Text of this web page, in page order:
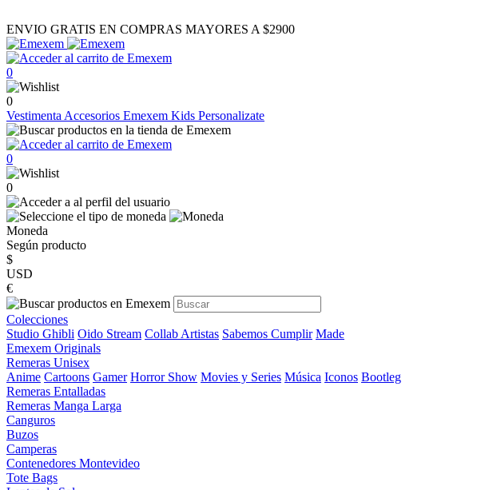
ENVIO GRATIS EN COMPRAS MAYORES A $2900
0
0
Vestimenta Accesorios Emexem Kids Personalizate
0
0
Moneda
Según producto
$
USD
€
Colecciones
Studio Ghibli Oido Stream Collab Artistas Sabemos Cumplir Made
Emexem Originals
Remeras Unisex
Anime Cartoons Gamer Horror Show Movies y Series Música Iconos Bootleg
Remeras Entalladas
Remeras Manga Larga
Canguros
Buzos
Camperas
Contenedores Montevideo
Tote Bags